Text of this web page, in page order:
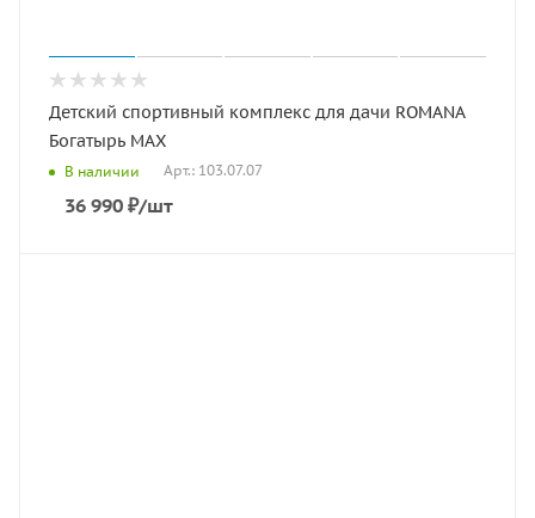
Детский спортивный комплекс для дачи ROMANA
Богатырь MAX
В наличии Арт.: 103.07.07
36 990 ₽/шт